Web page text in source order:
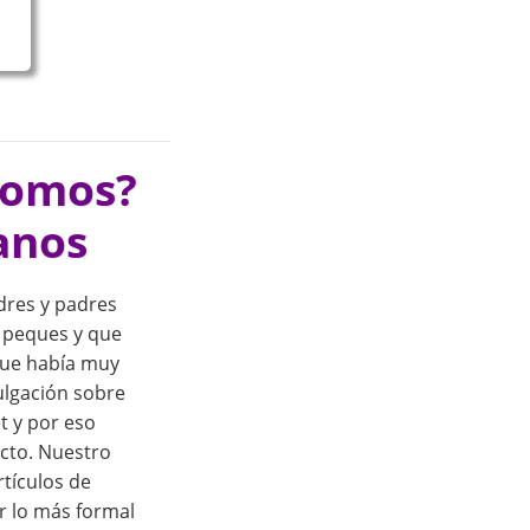
y padres
y que
había muy
sobre
y por eso
Nuestro
de
lo más formal